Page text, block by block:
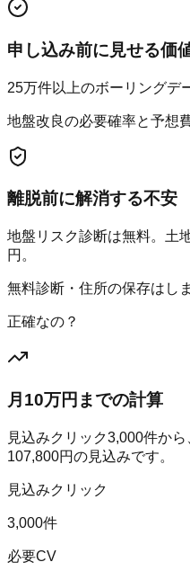
申し込み前に見せる価
25万件以上のボーリングデ
地盤改良の必要確率と予想
離脱前に解消する不安
地盤リスク診断は無料。土
円。
無料診断・住所の保存はし
正確なの？
月10万円までの計算
見込みクリック3,000件から
107,800円の見込みです。
見込みクリック
3,000件
必要CV